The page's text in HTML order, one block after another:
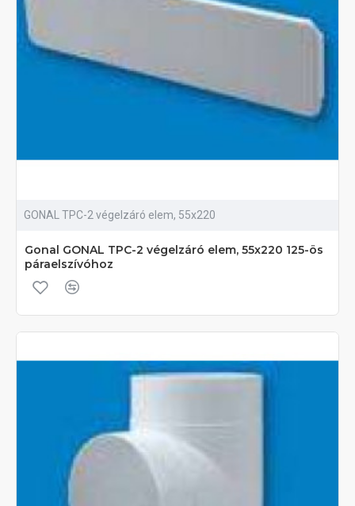
GONAL TPC-2 végelzáró elem, 55x220
Gonal GONAL TPC-2 végelzáró elem, 55x220 125-ös
páraelszívóhoz